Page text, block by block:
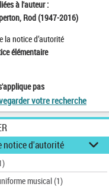
à l'auteur :
Rod (1947-2016)
la notice d’autorité
élémentaire
pas
votre recherche
notice d'autorité
musical(1)